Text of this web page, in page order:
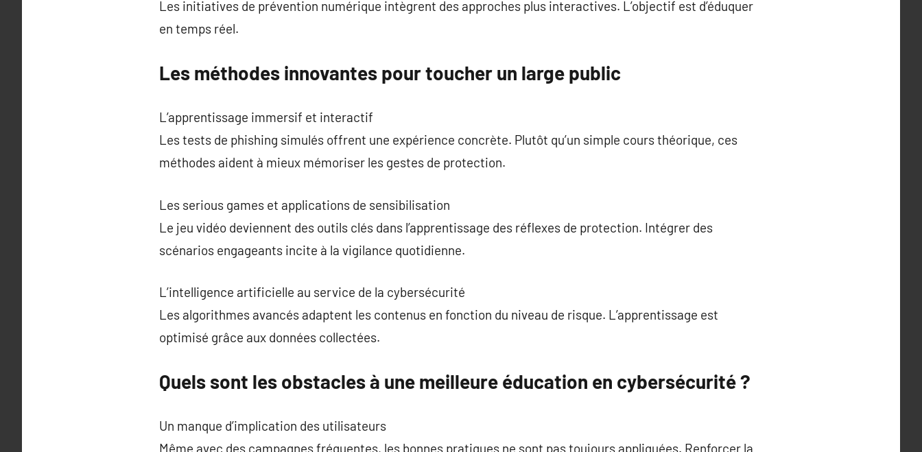
Les initiatives de prévention numérique intègrent des approches plus interactives. L’objectif est d’éduquer
en temps réel.
Les méthodes innovantes pour toucher un large public
L’apprentissage immersif et interactif
Les tests de phishing simulés offrent une expérience concrète. Plutôt qu’un simple cours théorique, ces
méthodes aident à mieux mémoriser les gestes de protection.
Les serious games et applications de sensibilisation
Le jeu vidéo deviennent des outils clés dans l’apprentissage des réflexes de protection. Intégrer des
scénarios engageants incite à la vigilance quotidienne.
L’intelligence artificielle au service de la cybersécurité
Les algorithmes avancés adaptent les contenus en fonction du niveau de risque. L’apprentissage est
optimisé grâce aux données collectées.
Quels sont les obstacles à une meilleure éducation en cybersécurité ?
Un manque d’implication des utilisateurs
Même avec des campagnes fréquentes, les bonnes pratiques ne sont pas toujours appliquées. Renforcer la